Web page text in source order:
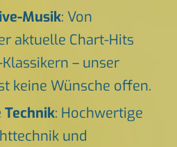
Musik: Von
aktuelle Chart-Hits
– unser
keine Wünsche offen.
: Hochwertige
und